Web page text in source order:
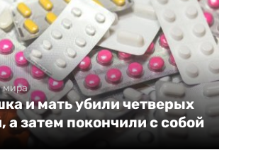
мира
и мать убили четверых
а затем покончили с собой